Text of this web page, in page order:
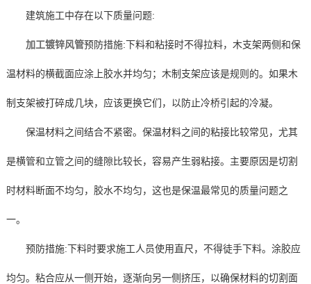
建筑施工中存在以下质量问题:
加工镀锌风管预防措施:下料和粘接时不得拉料，木支架两侧和保
温材料的横截面应涂上胶水并均匀；木制支架应该是规则的。如果木
制支架被打碎成几块，应该更换它们，以防止冷桥引起的冷凝。
保温材料之间结合不紧密。保温材料之间的粘接比较常见，尤其
是横管和立管之间的缝隙比较长，容易产生弱粘接。主要原因是切割
时材料断面不均匀，胶水不均匀，这也是保温最常见的质量问题之
一。
预防措施:下料时要求施工人员使用直尺，不得徒手下料。涂胶应
均匀。粘合应从一侧开始，逐渐向另一侧挤压，以确保材料的切割面